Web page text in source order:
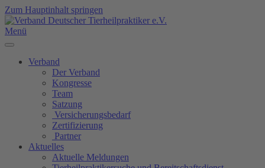
Zum Hauptinhalt springen
Menü
Verband
Der Verband
Kongresse
Team
Satzung
Versicherungsbedarf
Zertifizierung
Partner
Aktuelles
Aktuelle Meldungen